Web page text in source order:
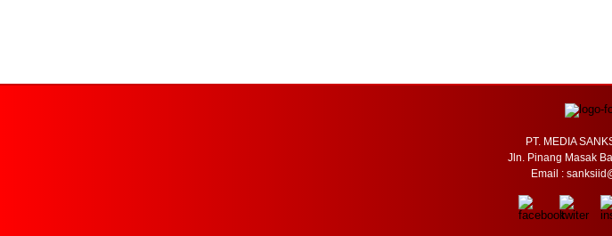
PT. MEDIA
Jln. Pinang Masak
Email :